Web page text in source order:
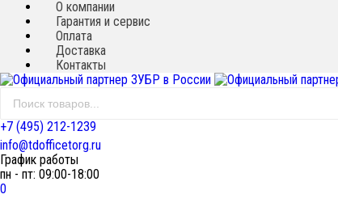
О компании
Гарантия и сервис
Оплата
Доставка
Контакты
+7 (495) 212-1239
info@tdofficetorg.ru
График работы
пн - пт: 09:00-18:00
0